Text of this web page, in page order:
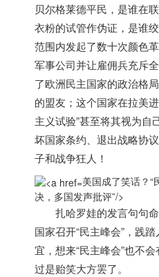
贝尔格莱德平民，是谁在
衣粉的试管作伪证，是谁
范围内发起了数十次颜色
军事公司并让雇佣兵充斥
了欧洲民主国家的政治格
的盟友；这个国家在拉美
主义试验”甚至将其视为自
坏国家条约、退出战略协
子和战争狂人！
美国成了笑话？“
决，多国发声批评”/>
扎哈罗娃的发言句句
国家召开“民主峰会”，践
宜，想来“民主峰会”也不
过是贻笑大方罢了。